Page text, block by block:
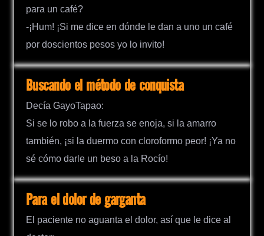
para un café?
-¡Hum! ¡Si me dice en dónde le dan a uno un café
por doscientos pesos yo lo invito!
Buscando el método de conquista
Decía GayoTapao:
Si se lo robo a la fuerza se enoja, si la amarro
también, ¡si la duermo con cloroformo peor! ¡Ya no
sé cómo darle un beso a la Rocío!
Para el dolor de garganta
El paciente no aguanta el dolor, así que le dice al